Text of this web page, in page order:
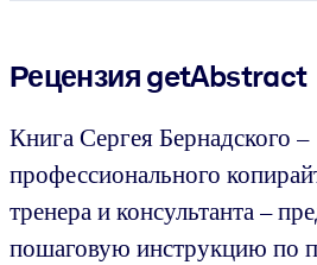
Рецензия getAbstract
Книга Сергея Бернадского –
профессионального
тренера и консультанта –
пошаговую инструкцию по